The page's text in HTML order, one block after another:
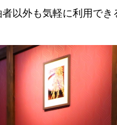
以外も気軽に利用でき